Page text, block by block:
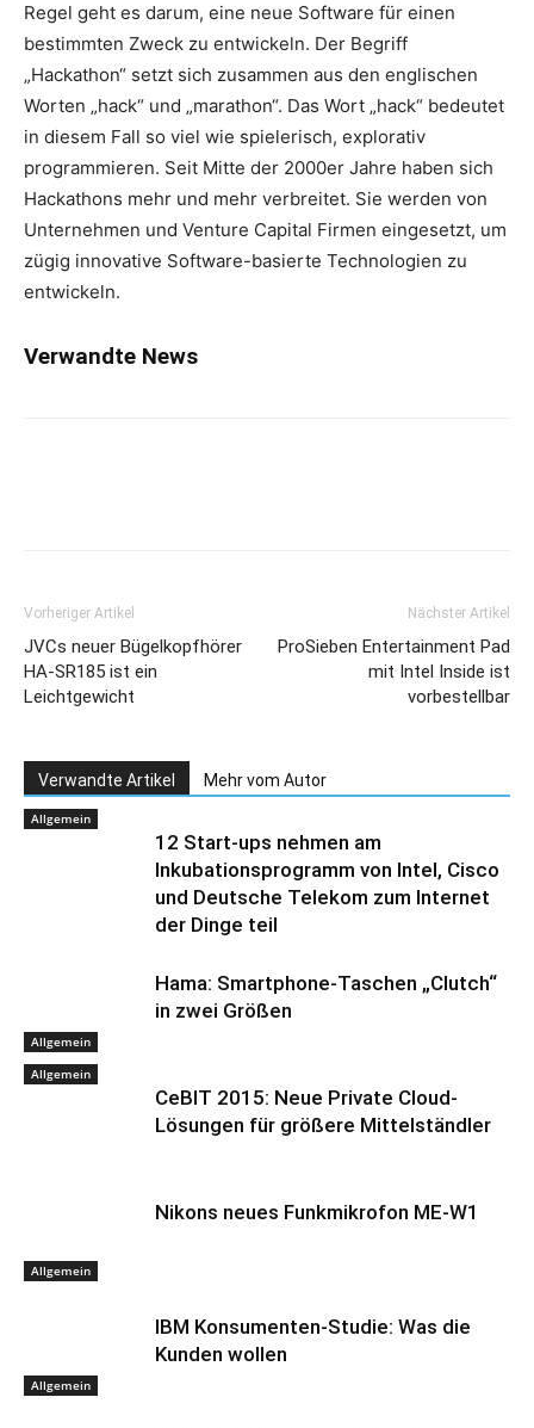
Regel geht es darum, eine neue Software für einen
bestimmten Zweck zu entwickeln. Der Begriff
„Hackathon“ setzt sich zusammen aus den englischen
Worten „hack“ und „marathon“. Das Wort „hack“ bedeutet
in diesem Fall so viel wie spielerisch, explorativ
programmieren. Seit Mitte der 2000er Jahre haben sich
Hackathons mehr und mehr verbreitet. Sie werden von
Unternehmen und Venture Capital Firmen eingesetzt, um
zügig innovative Software-basierte Technologien zu
entwickeln.
Verwandte News
Vorheriger Artikel
JVCs neuer Bügelkopfhörer
HA-SR185 ist ein
Leichtgewicht
Nächster Artikel
ProSieben Entertainment Pad
mit Intel Inside ist
vorbestellbar
Verwandte Artikel Mehr vom Autor
Allgemein
12 Start-ups nehmen am
Inkubationsprogramm von Intel, Cisco
und Deutsche Telekom zum Internet
der Dinge teil
Allgemein
Hama: Smartphone-Taschen „Clutch“
in zwei Größen
Allgemein
CeBIT 2015: Neue Private Cloud-
Lösungen für größere Mittelständler
Allgemein
Nikons neues Funkmikrofon ME-W1
Allgemein
IBM Konsumenten-Studie: Was die
Kunden wollen